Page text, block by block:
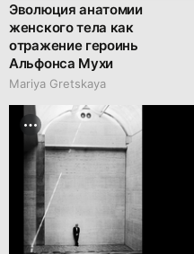
Эволюция анатомии
женского тела как
отражение героинь
Альфонса Мухи
Mariya Gretskaya